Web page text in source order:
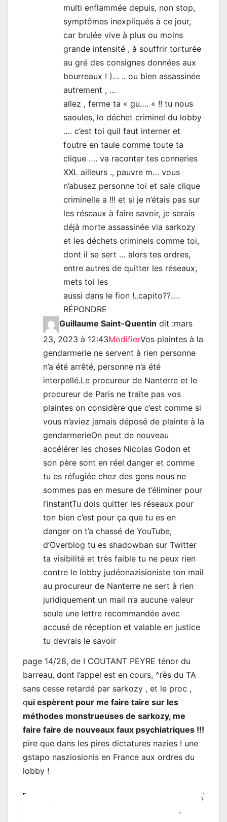
multi enflammée depuis, non stop,
symptômes inexpliqués à ce jour,
car brulée vive à plus ou moins
grande intensité , à souffrir torturée
au gré des consignes données aux
bourreaux ! )… .. ou bien assassinée
autrement , …
allez , ferme ta « gu…. « !! tu nous
saoules, lo déchet criminel du lobby
…. c’est toi quil faut interner et
foutre en taule comme toute ta
clique …. va raconter tes conneries
XXL ailleurs ., pauvre m… vous
n’abusez personne toi et sale clique
criminelle a !!! et si je n’étais pas sur
les réseaux à faire savoir, je serais
déjà morte assassinée via sarkozy
et les déchets criminels comme toi,
dont il se sert … alors tes ordres,
entre autres de quitter les réseaux,
mets toi les
aussi dans le fion !..capito??.…
RÉPONDRE
Guillaume Saint-Quentin dit :mars
23, 2023 à 12:43ModifierVos plaintes à la
gendarmerie ne servent à rien personne
n’a été arrêté, personne n’a été
interpellé.Le procureur de Nanterre et le
procureur de Paris ne traite pas vos
plaintes on considère que c’est comme si
vous n’aviez jamais déposé de plainte à la
gendarmerieOn peut de nouveau
accélérer les choses Nicolas Godon et
son père sont en réel danger et comme
tu es réfugiée chez des gens nous ne
sommes pas en mesure de t’éliminer pour
l’instantTu dois quitter les réseaux pour
ton bien c’est pour ça que tu es en
danger on t’a chassé de YouTube,
d’Overblog tu es shadowban sur Twitter
ta visibilité et très faible tu ne peux rien
contre le lobby judéonazisioniste ton mail
au procureur de Nanterre ne sert à rien
juridiquement un mail n’a aucune valeur
seule une lettre recommandée avec
accusé de réception et valable en justice
tu devrais le savoir
page 14/28, de I COUTANT PEYRE ténor du
barreau, dont l’appel est en cours, ^rès du TA
sans cesse retardé par sarkozy , et le proc ,
qui espèrent pour me faire taire sur les
méthodes monstrueuses de sarkozy, me
faire faire de nouveaux faux psychiatriques !!!
pire que dans les pires dictatures nazies ! une
gstapo nasziosionis en France aux ordres du
lobby !